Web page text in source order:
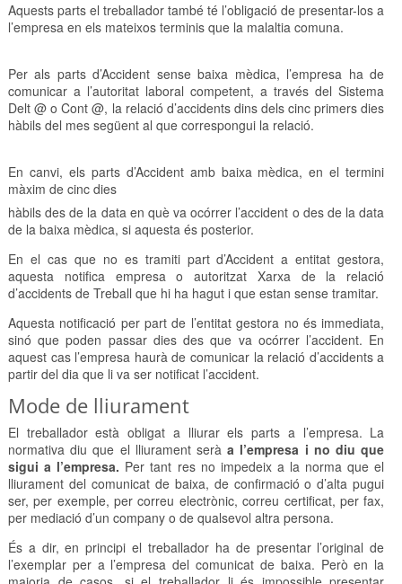
Aquests parts el treballador també té l’obligació de presentar-los a
l’empresa en els mateixos terminis que la malaltia comuna.
Per als parts d’Accident sense baixa mèdica, l’empresa ha de
comunicar a l’autoritat laboral competent, a través del Sistema
Delt @ o Cont @, la relació d’accidents dins dels cinc primers dies
hàbils del mes següent al que correspongui la relació.
En canvi, els parts d’Accident amb baixa mèdica, en el termini
màxim de cinc dies
hàbils des de la data en què va ocórrer l’accident o des de la data
de la baixa mèdica, si aquesta és posterior.
En el cas que no es tramiti part d’Accident a entitat gestora,
aquesta notifica empresa o autoritzat Xarxa de la relació
d’accidents de Treball que hi ha hagut i que estan sense tramitar.
Aquesta notificació per part de l’entitat gestora no és immediata,
sinó que poden passar dies des que va ocórrer l’accident. En
aquest cas l’empresa haurà de comunicar la relació d’accidents a
partir del dia que li va ser notificat l’accident.
Mode de lliurament
El treballador està obligat a lliurar els parts a l’empresa. La
normativa diu que el lliurament seràa l’empresa i no diu que
sigui a l’empresa. Per tant res no impedeix a la norma que el
lliurament del comunicat de baixa, de confirmació o d’alta pugui
ser, per exemple, per correu electrònic, correu certificat, per fax,
per mediació d’un company o de qualsevol altra persona.
És a dir, en principi el treballador ha de presentar l’original de
l’exemplar per a l’empresa del comunicat de baixa. Però en la